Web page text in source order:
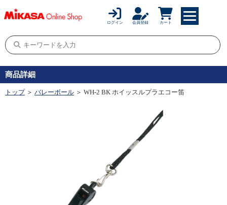
ログイン 会員登録 カート
商品詳細
トップ ＞ バレーボール ＞ WH-2 BK ホイッスルプラエコー笛